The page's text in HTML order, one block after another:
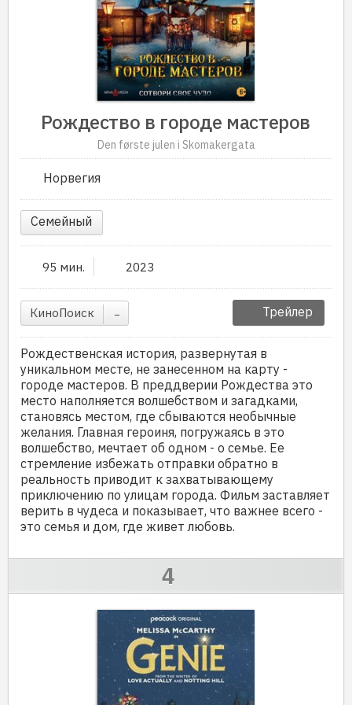
Рождество в городе мастеров
Den første julen i Skomakergata
Норвегия
Семейный
95 мин. 2023
КиноПоиск – Трейлер
Рождественская история, развернутая в
уникальном месте, не занесенном на карту -
городе мастеров. В преддверии Рождества это
место наполняется волшебством и загадками,
становясь местом, где сбываются необычные
желания. Главная героиня, погружаясь в это
волшебство, мечтает об одном - о семье. Ее
стремление избежать отправки обратно в
реальность приводит к захватывающему
приключению по улицам города. Фильм заставляет
верить в чудеса и показывает, что важнее всего -
это семья и дом, где живет любовь.